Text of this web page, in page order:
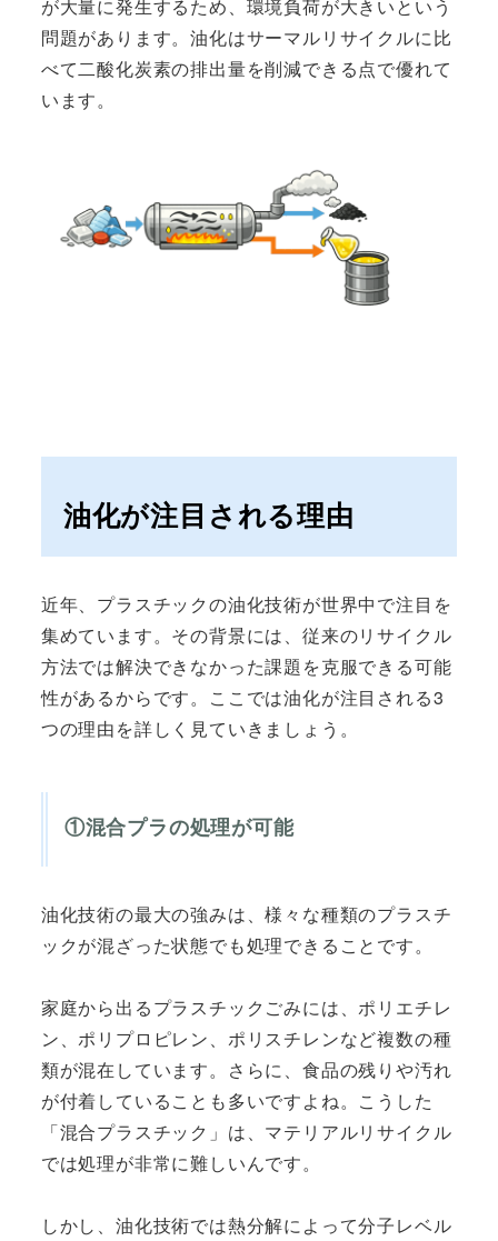
が大量に発生するため、環境負荷が大きいという
問題があります。油化はサーマルリサイクルに比
べて二酸化炭素の排出量を削減できる点で優れて
います。
油化が注目される理由
近年、プラスチックの油化技術が世界中で注目を
集めています。その背景には、従来のリサイクル
方法では解決できなかった課題を克服できる可能
性があるからです。ここでは油化が注目される3
つの理由を詳しく見ていきましょう。
①混合プラの処理が可能
油化技術の最大の強みは、様々な種類のプラスチ
ックが混ざった状態でも処理できることです。
家庭から出るプラスチックごみには、ポリエチレ
ン、ポリプロピレン、ポリスチレンなど複数の種
類が混在しています。さらに、食品の残りや汚れ
が付着していることも多いですよね。こうした
「混合プラスチック」は、マテリアルリサイクル
では処理が非常に難しいんです。
しかし、油化技術では熱分解によって分子レベル